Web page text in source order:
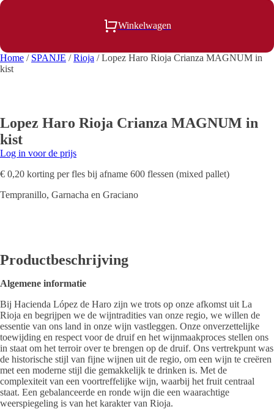
Winkelwagen
Home / SPANJE /Rioja / Lopez Haro Rioja Crianza MAGNUM in
kist
Lopez Haro Rioja Crianza MAGNUM in
kist
Log in voor de prijs
€ 0,20 korting per fles bij afname 600 flessen (mixed pallet)
Tempranillo, Garnacha en Graciano
Productbeschrijving
Algemene informatie
Bij Hacienda López de Haro zijn we trots op onze afkomst uit La
Rioja en begrijpen we de wijntradities van onze regio, we willen de
essentie van ons land in onze wijn vastleggen. Onze onverzettelijke
toewijding en respect voor de druif en het wijnmaakproces stellen ons
in staat om het terroir over te brengen op de druif. Ons vertrekpunt was
de historische stijl van fijne wijnen uit de regio, om een wijn te creëren
met een moderne stijl die gemakkelijk te drinken is. Met de
complexiteit van een voortreffelijke wijn, waarbij het fruit centraal
staat. Een gebalanceerde en ronde wijn die een waarachtige
weerspiegeling is van het karakter van Rioja.